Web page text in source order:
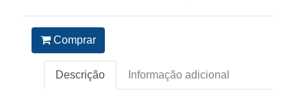
Comprar
Descrição Informação adicional